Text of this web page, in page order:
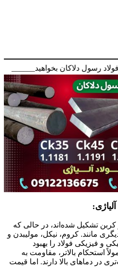
رسول دلاکان بخواهید______
کربن تشکیل شده‌اند، در حالی که
مانند. کروم، نیکل، مولیبدن و
و فیزیکی فولاد را بهبود
استحکام بالاتر، مقاومت به
در دماهای بالا دارند. اما قیمت